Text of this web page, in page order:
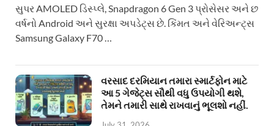
સુપર AMOLED ડિસ્પ્લે, Snapdragon 6 Gen 3 પ્રોસેસર અને છ
વર્ષનો Android અને સુરક્ષા અપડેટ્સ છે. કિંમત અને વેરિઅન્ટ્સ
Samsung Galaxy F70 …
વરસાદ દરમિયાન તમારા સ્માર્ટફોન માટે
આ 5 ગેજેટ્સ સૌથી વધુ ઉપયોગી થશે,
તેમને તમારી સાથે રાખવાનું ભૂલશો નહીં.